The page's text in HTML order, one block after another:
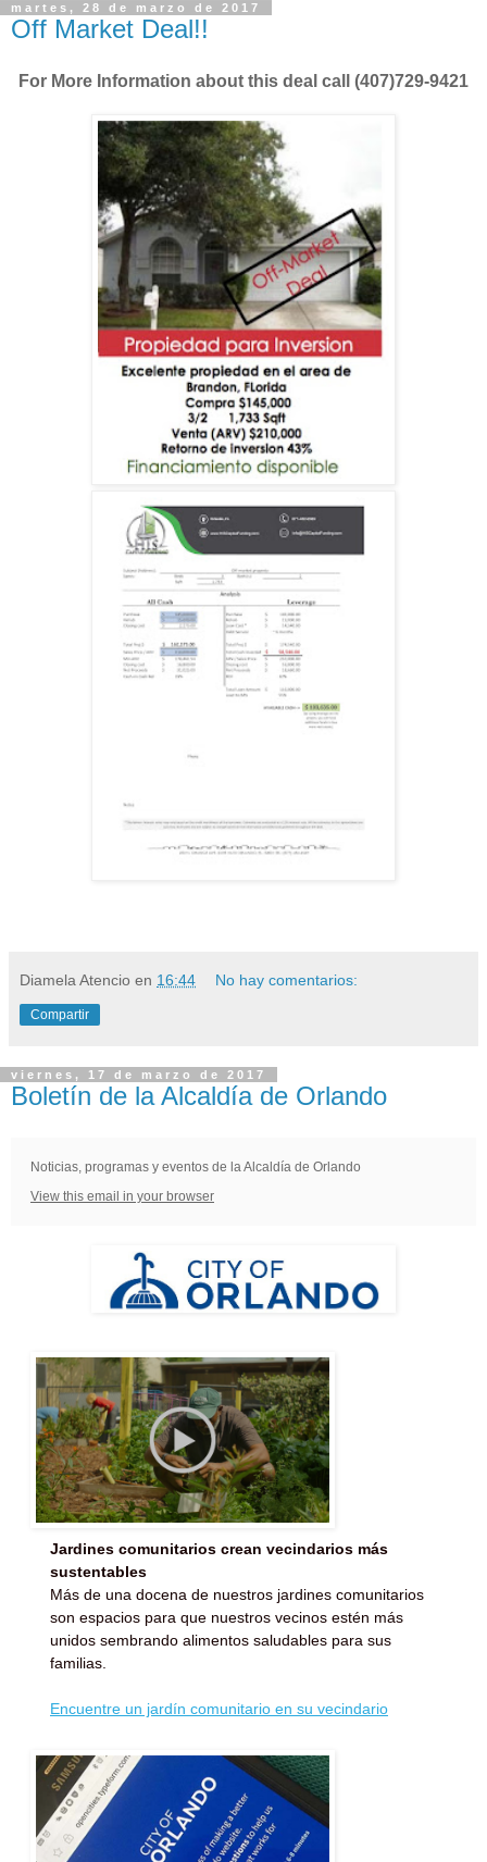
martes, 28 de marzo de 2017
Off Market Deal!!
For More Information about this deal call (407)729-9421
Diamela Atencio en 16:44 No hay comentarios:
Compartir
viernes, 17 de marzo de 2017
Boletín de la Alcaldía de Orlando
Noticias, programas y eventos de la Alcaldía de Orlando
View this email in your browser
Jardines comunitarios crean vecindarios más
sustentables
Más de una docena de nuestros jardines comunitarios
son espacios para que nuestros vecinos estén más
unidos sembrando alimentos saludables para sus
familias.
Encuentre un jardín comunitario en su vecindario